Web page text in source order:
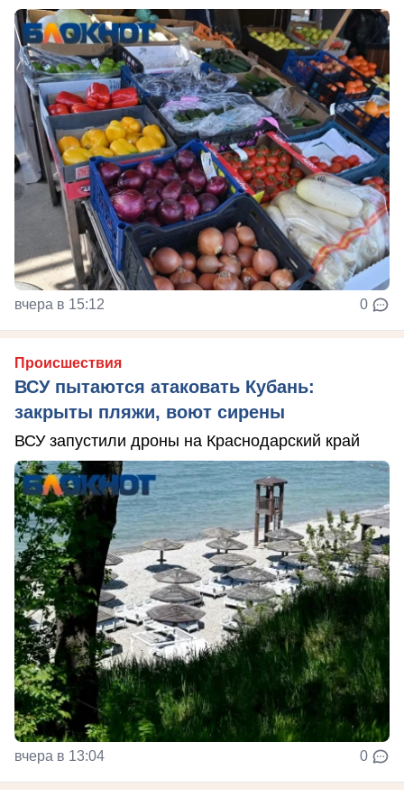
вчера в 15:12 0
Происшествия
ВСУ пытаются атаковать Кубань:
закрыты пляжи, воют сирены
ВСУ запустили дроны на Краснодарский край
вчера в 13:04 0